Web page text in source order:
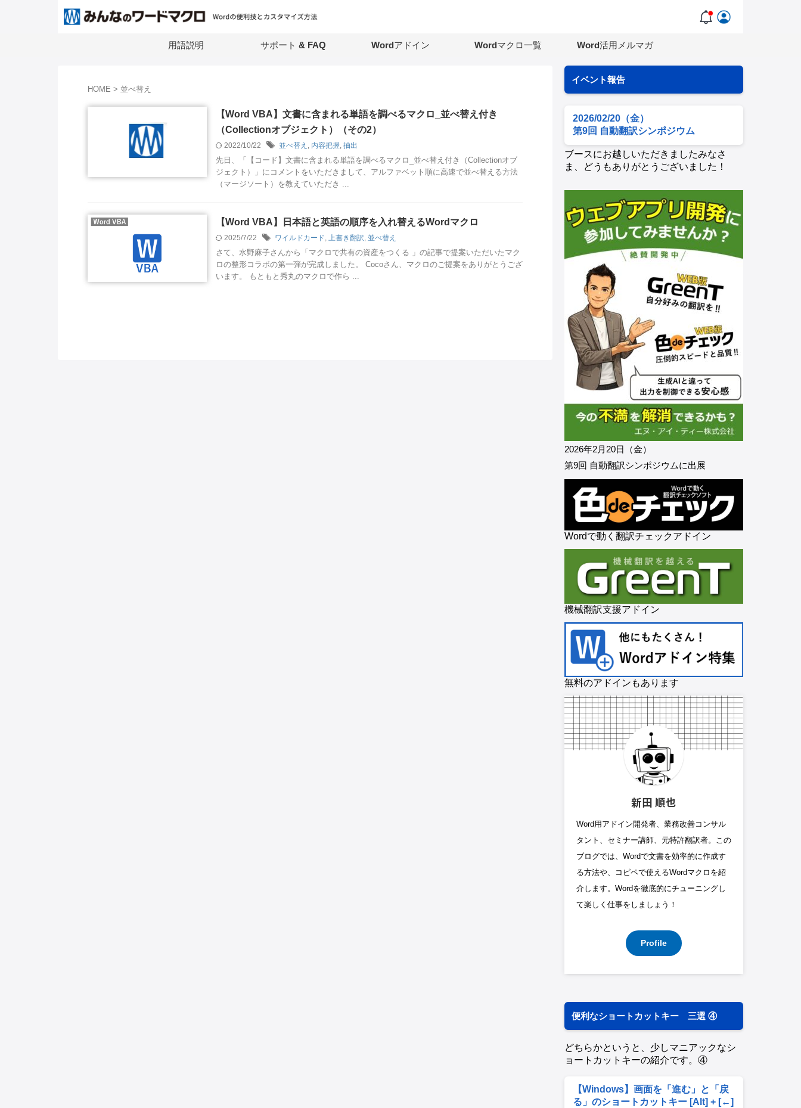
用語説明 サポート & FAQ Wordアドイン Wordマクロ一覧 Word活用メルマガ
HOME > 並べ替え
【Word VBA】文書に含まれる単語を調べるマクロ_並べ替え付き
（Collectionオブジェクト）（その2）
2022/10/22 並べ替え , 内容把握, 抽出
先日、「【コード】文書に含まれる単語を調べるマクロ_並べ替え付き（Collectionオブ
ジェクト）」にコメントをいただきまして、アルファベット順に高速で並べ替える方法
（マージソート）を教えていただき ...
【Word VBA】日本語と英語の順序を入れ替えるWordマクロ
2025/7/22 ワイルドカード, 上書き翻訳, 並べ替え
さて、水野麻子さんから「マクロで共有の資産をつくる 」の記事で提案いただいたマク
ロの整形コラボの第一弾が完成しました。 Cocoさん、マクロのご提案をありがとうござ
います。 もともと秀丸のマクロで作ら ...
イベント報告
2026/02/20（金）
第9回 自動翻訳シンポジウム
ブースにお越しいただきましたみなさ
ま、どうもありがとうございました！
2026年2月20日（金）
第9回 自動翻訳シンポジウムに出展
Wordで動く翻訳チェックアドイン
機械翻訳支援アドイン
無料のアドインもあります
新田 順也
Word用アドイン開発者、業務改善コンサル
タント、セミナー講師、元特許翻訳者。この
ブログでは、Wordで文書を効率的に作成す
る方法や、コピペで使えるWordマクロを紹
介します。Wordを徹底的にチューニングし
て楽しく仕事をしましょう！
Profile
便利なショートカットキー 三選 ④
どちらかというと、少しマニアックなシ
ョートカットキーの紹介です。④
【Windows】画面を「進む」と「戻
る」のショートカットキー [Alt] + [←]